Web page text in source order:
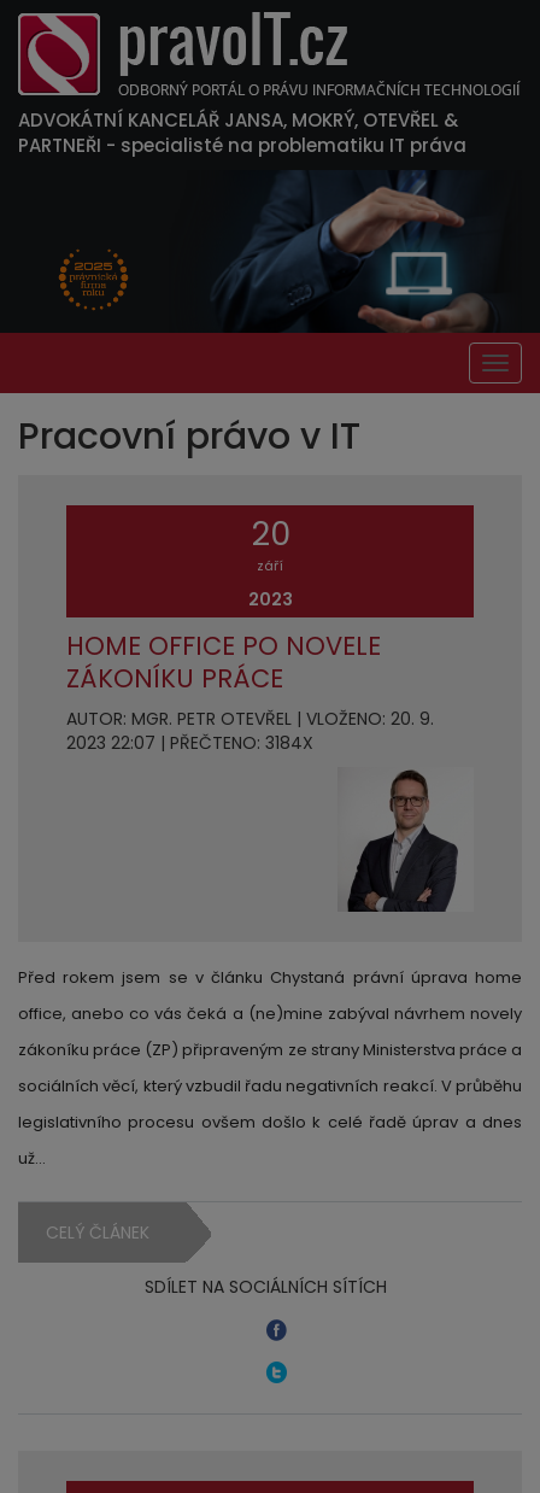
ADVOKÁTNÍ KANCELÁŘ JANSA, MOKRÝ, OTEVŘEL &
PARTNEŘI - specialisté na problematiku IT práva
Pracovní právo v IT
20
září
2023
HOME OFFICE PO NOVELE
ZÁKONÍKU PRÁCE
AUTOR: MGR. PETR OTEVŘEL | VLOŽENO: 20. 9.
2023 22:07 | PŘEČTENO: 3184X
Před rokem jsem se v článku Chystaná právní úprava home
office, anebo co vás čeká a (ne)mine zabýval návrhem novely
zákoníku práce (ZP) připraveným ze strany Ministerstva práce a
sociálních věcí, který vzbudil řadu negativních reakcí. V průběhu
legislativního procesu ovšem došlo k celé řadě úprav a dnes
už…
CELÝ ČLÁNEK
SDÍLET NA SOCIÁLNÍCH SÍTÍCH